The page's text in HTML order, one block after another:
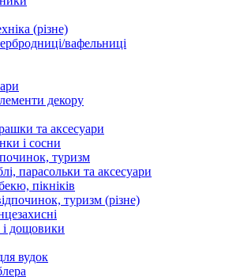
(різне)
вафельниці
декору
та аксесуари
і сосни
туризм
парасольки та аксесуари
пікніків
туризм (різне)
дощовики
вудок